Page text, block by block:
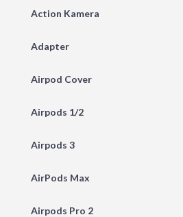
Action Kamera
Adapter
Airpod Cover
Airpods 1/2
Airpods 3
AirPods Max
Airpods Pro 2